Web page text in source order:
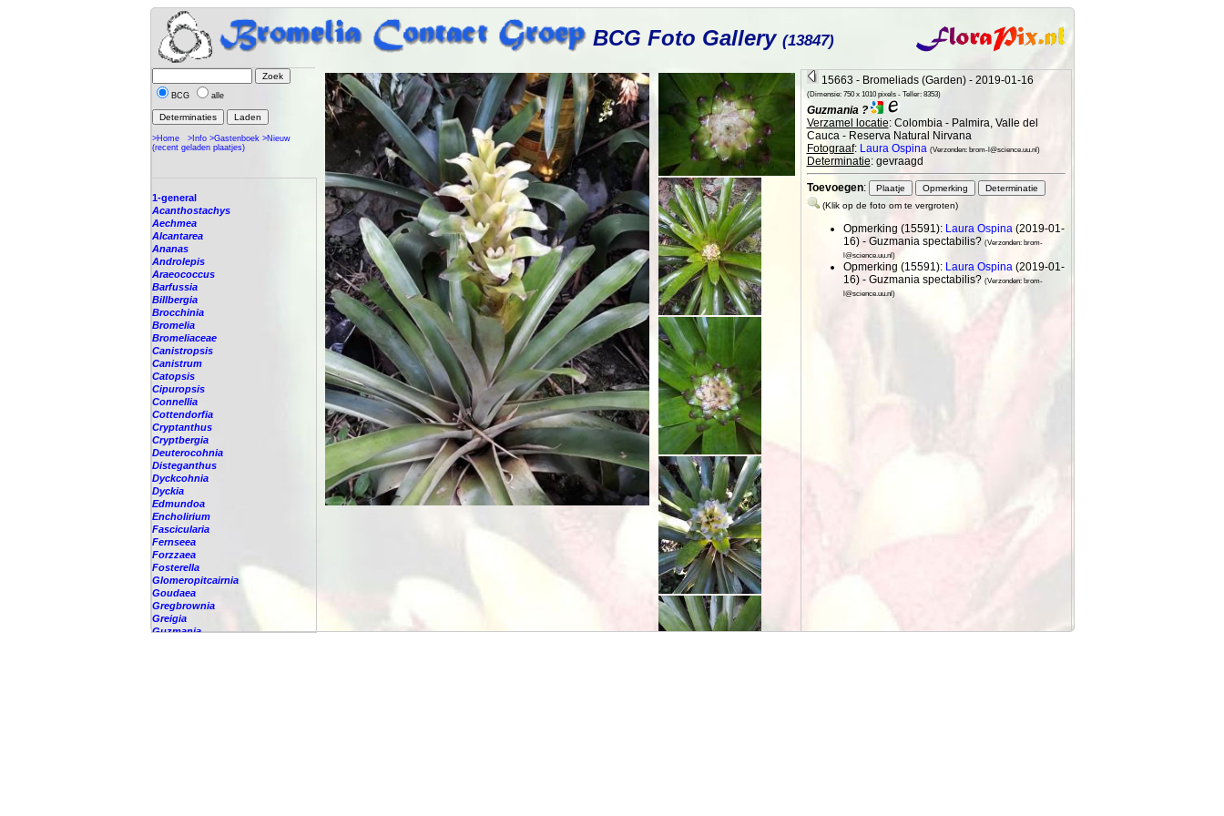
BCG Foto Gallery (13847)
BCG alle
>Home >Info >Gastenboek >Nieuw
(recent geladen plaatjes)
1-general
Acanthostachys
Aechmea
Alcantarea
Ananas
Androlepis
Araeococcus
Barfussia
Billbergia
Brocchinia
Bromelia
Bromeliaceae
Canistropsis
Canistrum
Catopsis
Cipuropsis
Connellia
Cottendorfia
Cryptanthus
Cryptbergia
Deuterocohnia
Disteganthus
Dyckcohnia
Dyckia
Edmundoa
Encholirium
Fascicularia
Fernseea
Forzzaea
Fosterella
Glomeropitcairnia
Goudaea
Gregbrownia
Greigia
Guzmania
15663 - Bromeliads (Garden) - 2019-01-16
(Dimensie: 750 x 1010 pixels - Teller: 8353)
Guzmania ?
Verzamel locatie: Colombia - Palmira, Valle del
Cauca - Reserva Natural Nirvana
Fotograaf: Laura Ospina (Verzonden: brom-l@science.uu.nl)
Determinatie: gevraagd
Toevoegen:
(Klik op de foto om te vergroten)
Opmerking (15591): Laura Ospina(2019-01-
16) - Guzmania spectabilis? (Verzonden: brom-
l@science.uu.nl)
Opmerking (15591): Laura Ospina(2019-01-
16) - Guzmania spectabilis? (Verzonden: brom-
l@science.uu.nl)